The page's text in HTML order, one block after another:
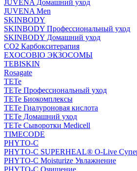
JUVENA Домашний уход
JUVENA Men
SKINBODY
SKINBODY Профессиональный уход
SKINBODY Домашний уход
CO2 Карбокситерапия
EXOCOBIO ЭКЗОСОМЫ
TEBISKIN
Rosagate
TETe
TETe Профессиональный уход
TETe Биокомплексы
TETe Гиалуроновая кислота
TETe Домашний уход
TETe Сыворотки Medicell
TIMECODE
PHYTO-C
PHYTO-C SUPERHEAL® O-Live
PHYTO-C Moisturize Увлажнение
PHYTO-C Очищение